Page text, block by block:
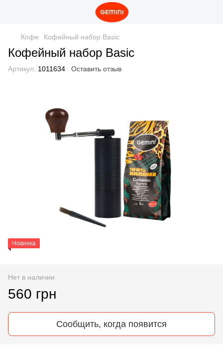
Кофе Кофейный набор Basic
Кофейный набор Basic
Артикул: 1011634 Оставить отзыв
Новинка
Нет в наличии
560 грн
Сообщить, когда появится